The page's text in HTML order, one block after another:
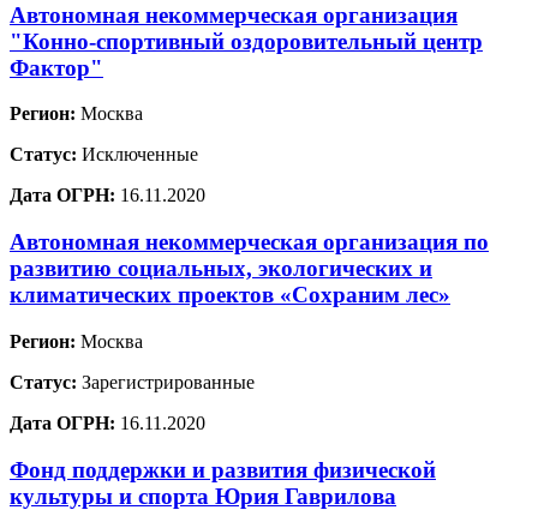
Автономная некоммерческая организация
"Конно-спортивный оздоровительный центр
Фактор"
Регион: Москва
Статус: Исключенные
Дата ОГРН: 16.11.2020
Автономная некоммерческая организация по
развитию социальных, экологических и
климатических проектов «Сохраним лес»
Регион: Москва
Статус: Зарегистрированные
Дата ОГРН: 16.11.2020
Фонд поддержки и развития физической
культуры и спорта Юрия Гаврилова